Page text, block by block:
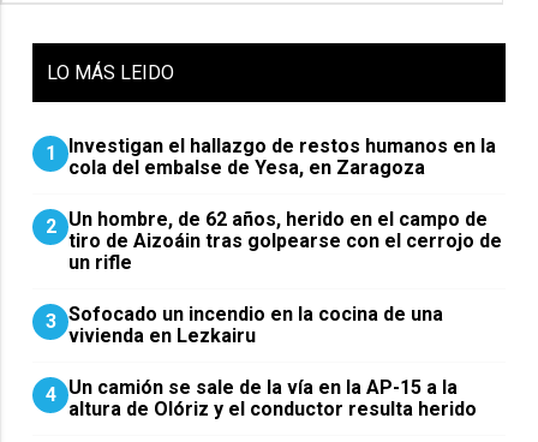
LO MÁS LEIDO
1
Investigan el hallazgo de restos humanos en la
cola del embalse de Yesa, en Zaragoza
2 Un hombre, de 62 años, herido en el campo de
tiro de Aizoáin tras golpearse con el cerrojo de
un rifle
3 Sofocado un incendio en la cocina de una
vivienda en Lezkairu
4 Un camión se sale de la vía en la AP-15 a la
altura de Olóriz y el conductor resulta herido